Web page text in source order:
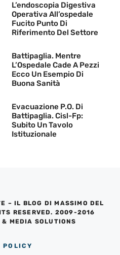
L’endoscopia Digestiva
Operativa All’ospedale
Fucito Punto Di
Riferimento Del Settore
Battipaglia. Mentre
L’Ospedale Cade A Pezzi
Ecco Un Esempio Di
Buona Sanità
Evacuazione P.O. Di
Battipaglia. Cisl-Fp:
Subito Un Tavolo
Istituzionale
– IL BLOG DI MASSIMO DEL
RESERVED. 2009-2016
& MEDIA SOLUTIONS
POLICY